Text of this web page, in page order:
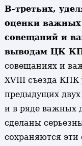
В-третьих,
оценки
совещаний и
выводам ЦК
совещаниях и
XVIII съезда
предыдущих
и в ряде важных
сделаны
сохраняются